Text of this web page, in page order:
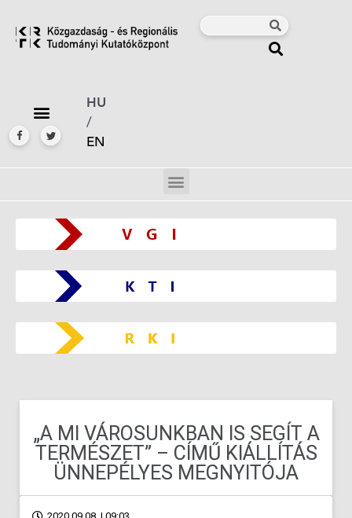
HU
/
EN
„A MI VÁROSUNKBAN IS SEGÍT A
TERMÉSZET” – CÍMŰ KIÁLLÍTÁS
ÜNNEPÉLYES MEGNYITÓJA